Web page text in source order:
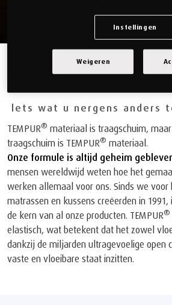
https://nl.tempur.com/
®
lets wat u nergens anders
TEMPUR® materiaal is traagschuim,
traagschuim is TEMPUR® materiaal.
Onze formule is altijd geheim
mensen wereldwijd weten hoe het
werken allemaal voor ons. Sinds we
matrassen en kussens creëerden in 1991,
de kern van al onze producten. TEMPUR®
elastisch, wat betekent dat het zowel
dankzij de miljarden ultragevoelige open
vaste en vloeibare staat inzitten.
Instellingen
Weigeren